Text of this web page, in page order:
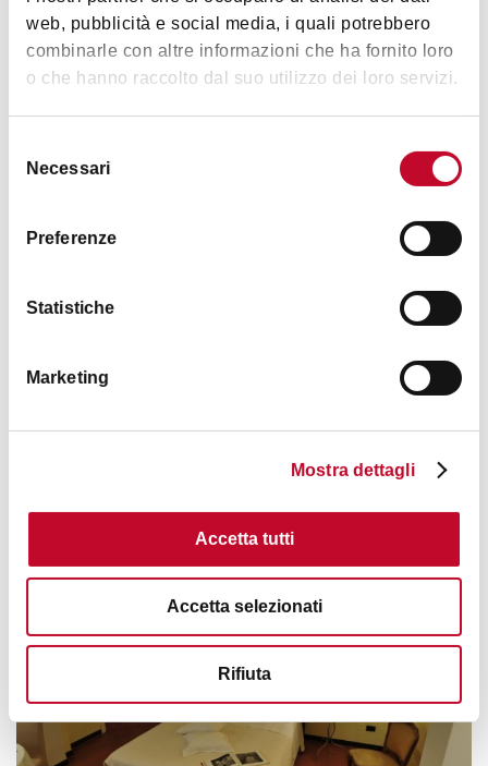
web, pubblicità e social media, i quali potrebbero
combinarle con altre informazioni che ha fornito loro
o che hanno raccolto dal suo utilizzo dei loro servizi.
delNecessari
Preferenze
Statistiche
Marketing
Mostra dettagli
Accetta tutti
Accetta selezionati
Rifiuta
VACATION HOMES AND APARTMENTS